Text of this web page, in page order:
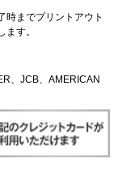
時までプリントアウト
す。
、JCB、AMERICAN